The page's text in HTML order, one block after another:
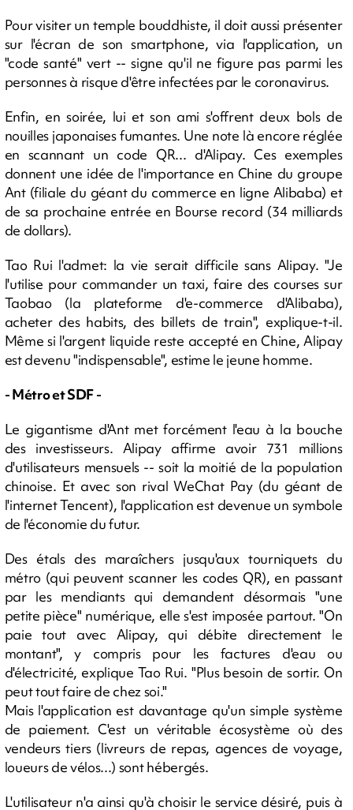
Pour visiter un temple bouddhiste, il doit aussi présenter
sur l'écran de son smartphone, via l'application, un
"code santé" vert -- signe qu'il ne figure pas parmi les
personnes à risque d'être infectées par le coronavirus.
Enfin, en soirée, lui et son ami s'offrent deux bols de
nouilles japonaises fumantes. Une note là encore réglée
en scannant un code QR... d'Alipay. Ces exemples
donnent une idée de l'importance en Chine du groupe
Ant (filiale du géant du commerce en ligne Alibaba) et
de sa prochaine entrée en Bourse record (34 milliards
de dollars).
Tao Rui l'admet: la vie serait difficile sans Alipay. "Je
l'utilise pour commander un taxi, faire des courses sur
Taobao (la plateforme d'e-commerce d'Alibaba),
acheter des habits, des billets de train", explique-t-il.
Même si l'argent liquide reste accepté en Chine, Alipay
est devenu "indispensable", estime le jeune homme.
- Métro et SDF -
Le gigantisme d'Ant met forcément l'eau à la bouche
des investisseurs. Alipay affirme avoir 731 millions
d'utilisateurs mensuels -- soit la moitié de la population
chinoise. Et avec son rival WeChat Pay (du géant de
l'internet Tencent), l'application est devenue un symbole
de l'économie du futur.
Des étals des maraîchers jusqu'aux tourniquets du
métro (qui peuvent scanner les codes QR), en passant
par les mendiants qui demandent désormais "une
petite pièce" numérique, elle s'est imposée partout. "On
paie tout avec Alipay, qui débite directement le
montant", y compris pour les factures d'eau ou
d'électricité, explique Tao Rui. "Plus besoin de sortir. On
peut tout faire de chez soi."
Mais l'application est davantage qu'un simple système
de paiement. C'est un véritable écosystème où des
vendeurs tiers (livreurs de repas, agences de voyage,
loueurs de vélos...) sont hébergés.
L'utilisateur n'a ainsi qu'à choisir le service désiré, puis à